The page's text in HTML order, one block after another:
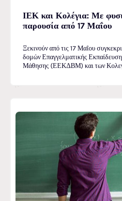
ΙΕΚ και Κολέγια: Με
παρουσία από 17 Μαΐου
Ξεκινούν από τις 17 Μαΐου
δομών Επαγγελματικής
Μάθησης (ΕΕΚΔΒΜ) και των